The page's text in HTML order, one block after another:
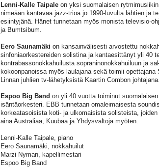
Lenni-Kalle Taipaleon yksi suomalaisen
nimeään kantavaa jazz-trioa jo 1990-luvulta lähtien ja
esiintyjänä. Hänet tunnetaan myös monista televisio-
ja Bumtsibum.
Eero Saunamäki on kansainvälisesti arvostettu
sinfoniaorkestereiden solistina ja kantaesittänyt yli 40
kontrabassonokkahuilusta sopraninonokkahuiluun ja
kokoonpanoissa myös laulajana sekä toimii
Linnan juhlien tv-lähetyksistä Kaartin Combon johtajana.
Espoo Big Band on yli 40 vuotta toiminut
isäntäorkesteri. EBB tunnetaan omaleimaisesta
korkeatasoisista koti- ja ulkomaisista solisteista,
aina Australiaa, Kuubaa ja Yhdysvaltoja myöten.
Lenni-Kalle Taipale, piano
Eero Saunamäki, nokkahuilut
Marzi Nyman, kapellimestari
Espoo Big Band